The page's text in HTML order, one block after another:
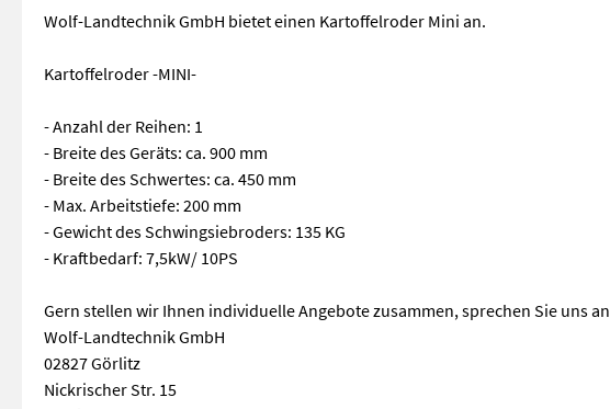
Wolf-Landtechnik GmbH bietet einen Kartoffelroder Mini an.
Kartoffelroder -MINI-
- Anzahl der Reihen: 1
- Breite des Geräts: ca. 900 mm
- Breite des Schwertes: ca. 450 mm
- Max. Arbeitstiefe: 200 mm
- Gewicht des Schwingsiebroders: 135 KG
- Kraftbedarf: 7,5kW/ 10PS
Gern stellen wir Ihnen individuelle Angebote zusammen, sprechen Sie uns
Wolf-Landtechnik GmbH
02827 Görlitz
Nickrischer Str. 15